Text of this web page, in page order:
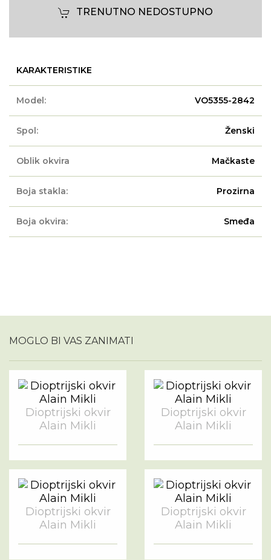
TRENUTNO NEDOSTUPNO
KARAKTERISTIKE
Model: VO5355-2842
Spol: Ženski
Oblik okvira Mačkaste
Boja stakla: Prozirna
Boja okvira: Smeđa
MOGLO BI VAS ZANIMATI
Dioptrijski okvir
Alain Mikli
Dioptrijski okvir
Alain Mikli
Dioptrijski okvir
Alain Mikli
Dioptrijski okvir
Alain Mikli